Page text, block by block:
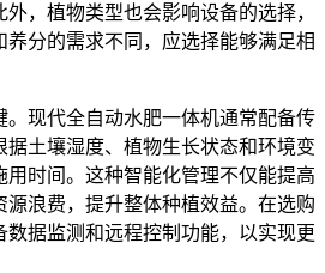
，植物类型也会影响设备的选择，
分的需求不同，应选择能够满足相
。现代全自动水肥一体机通常配备传
土壤湿度、植物生长状态和环境变
时间。这种智能化管理不仅能提高
浪费，提升整体种植效益。在选购
数据监测和远程控制功能，以实现更